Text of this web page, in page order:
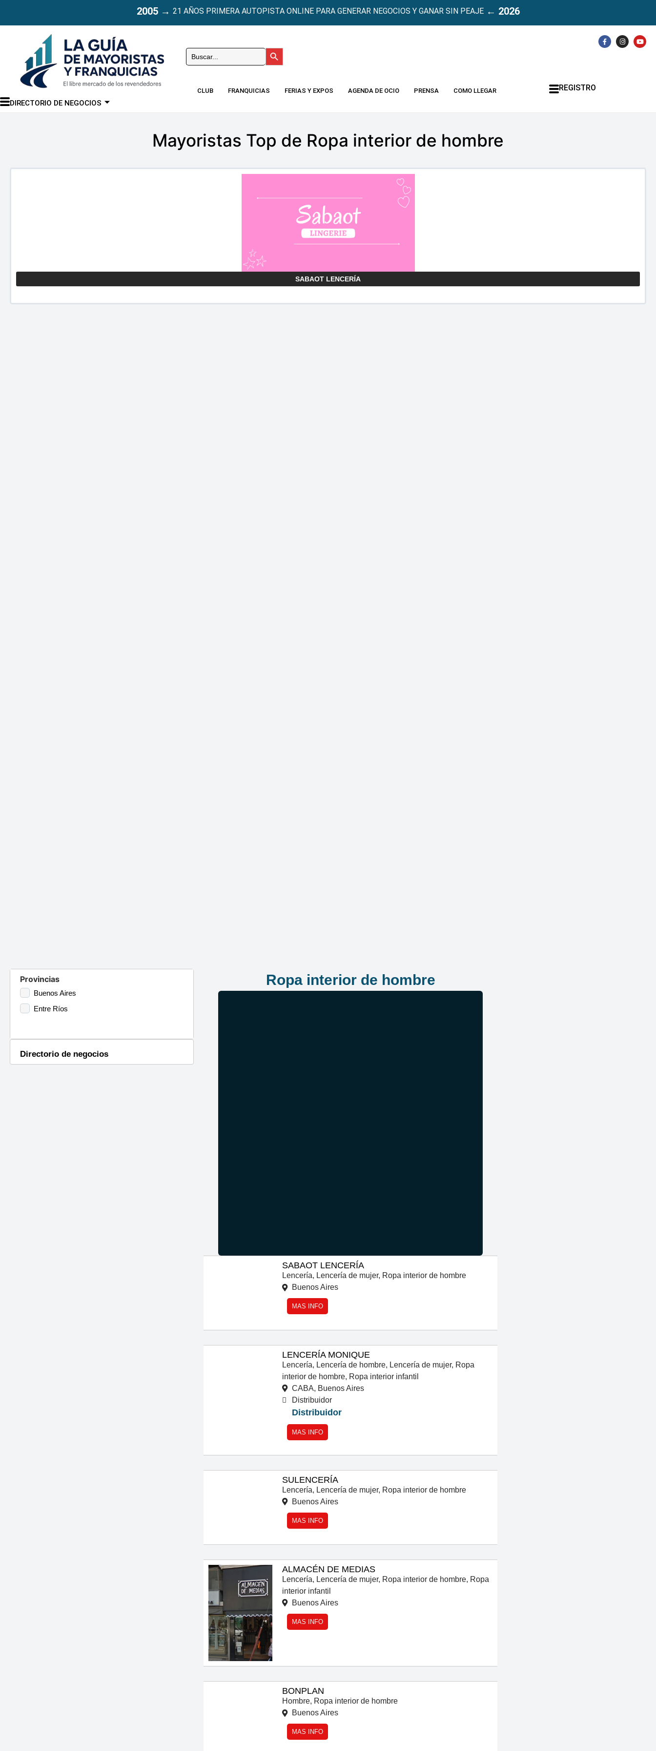
2005→ 21 AÑOS PRIMERA AUTOPISTA ONLINE PARA GENERAR NEGOCIOS Y GANAR SIN PEAJE← 2026
DIRECTORIO DE NEGOCIOS
Buscar: Botón de búsqueda
CLUB FRANQUICIAS FERIAS Y EXPOS AGENDA DE OCIO PRENSA COMO LLEGAR REGISTRO
Mayoristas Top de Ropa interior de hombre
SABAOT LENCERÍA
Provincias
Buenos Aires
Entre Ríos
Directorio de negocios
Ropa interior de hombre
SABAOT LENCERÍA
Lencería, Lencería de mujer, Ropa interior de hombre
Buenos Aires
MAS INFO
LENCERÍA MONIQUE
Lencería, Lencería de hombre, Lencería de mujer, Ropa
interior de hombre, Ropa interior infantil
CABA, Buenos Aires
Distribuidor
Distribuidor
MAS INFO
SULENCERÍA
Lencería, Lencería de mujer, Ropa interior de hombre
Buenos Aires
MAS INFO
ALMACÉN DE MEDIAS
Lencería, Lencería de mujer, Ropa interior de hombre, Ropa
interior infantil
Buenos Aires
MAS INFO
BONPLAN
Hombre, Ropa interior de hombre
Buenos Aires
MAS INFO